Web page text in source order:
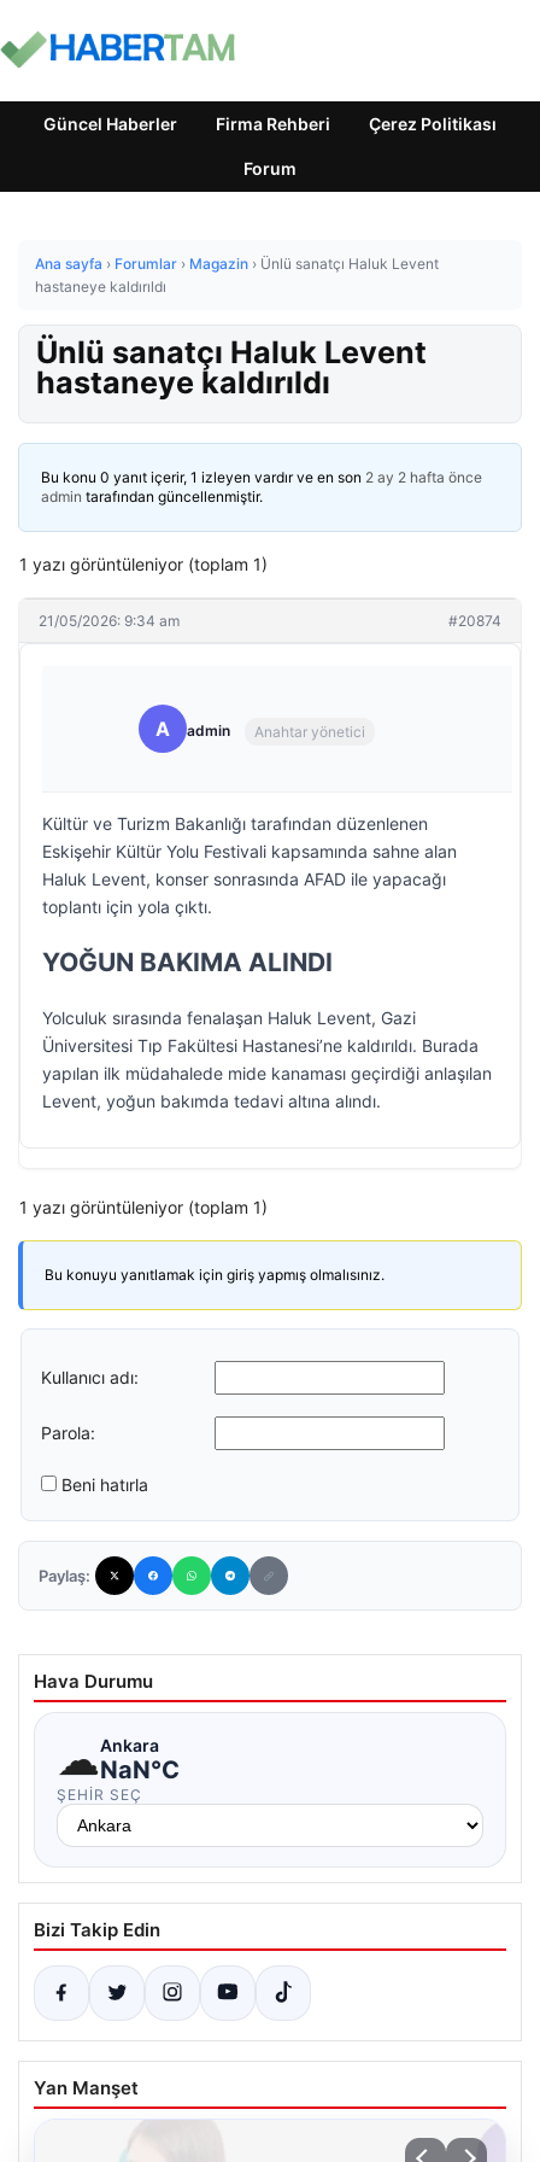
Güncel Haberler Firma Rehberi Çerez Politikası
Forum
Ana sayfa › Forumlar › Magazin › Ünlü sanatçı Haluk Levent
hastaneye kaldırıldı
Ünlü sanatçı Haluk Levent
hastaneye kaldırıldı
Bu konu 0 yanıt içerir, 1 izleyen vardır ve en son 2 ay 2 hafta önce
admin tarafından güncellenmiştir.
1 yazı görüntüleniyor (toplam 1)
21/05/2026: 9:34 am #20874
A admin Anahtar yönetici
Kültür ve Turizm Bakanlığı tarafından düzenlenen
Eskişehir Kültür Yolu Festivali kapsamında sahne alan
Haluk Levent, konser sonrasında AFAD ile yapacağı
toplantı için yola çıktı.
YOĞUN BAKIMA ALINDI
Yolculuk sırasında fenalaşan Haluk Levent, Gazi
Üniversitesi Tıp Fakültesi Hastanesi’ne kaldırıldı. Burada
yapılan ilk müdahalede mide kanaması geçirdiği anlaşılan
Levent, yoğun bakımda tedavi altına alındı.
1 yazı görüntüleniyor (toplam 1)
Bu konuyu yanıtlamak için giriş yapmış olmalısınız.
Kullanıcı adı:
Parola:
Beni hatırla
Paylaş:
Hava Durumu
☁Ankara
NaN°C
ŞEHIR SEÇ
Bizi Takip Edin
Yan Manşet